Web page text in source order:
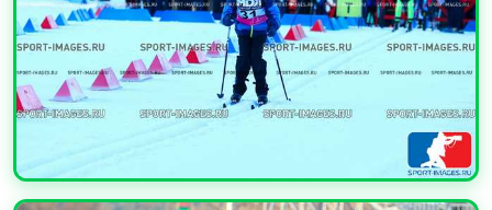
УВЕЛИЧИТЬ